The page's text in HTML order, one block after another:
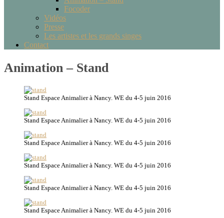
Focoder
Vidéos
Presse
Les artistes et les grands singes
Contact
Animation – Stand
Stand Espace Animalier à Nancy. WE du 4-5 juin 2016
Stand Espace Animalier à Nancy. WE du 4-5 juin 2016
Stand Espace Animalier à Nancy. WE du 4-5 juin 2016
Stand Espace Animalier à Nancy. WE du 4-5 juin 2016
Stand Espace Animalier à Nancy. WE du 4-5 juin 2016
Stand Espace Animalier à Nancy. WE du 4-5 juin 2016